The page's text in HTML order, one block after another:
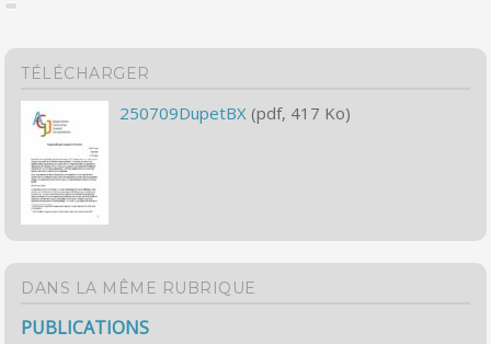
TÉLÉCHARGER
250709DupetBX (pdf, 417 Ko)
DANS LA MÊME RUBRIQUE
PUBLICATIONS